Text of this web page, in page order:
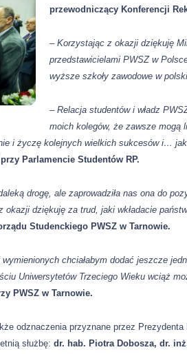
przewodniczący Konferencji
– Korzystając z okazji dziękuję
przedstawicielami PWSZ w
wyższe szkoły zawodowe w
– Relacja studentów i władz
moich kolegów, że zawsze mogą
i życzę kolejnych wielkich sukcesów i…
Parlamencie Studentów RP.
drogę, ale zaprowadziła nas ona do
okazji dziękuję za trud, jaki wkładacie
Studenckiego PWSZ w Tarnowie.
chciałabym dodać jeszcze
Uniwersytetów Trzeciego Wieku wciąż
PWSZ w Tarnowie.
odznaczenia przyznane przez Prezydenta
służbę:dr. hab. Piotra Dobosza, dr.